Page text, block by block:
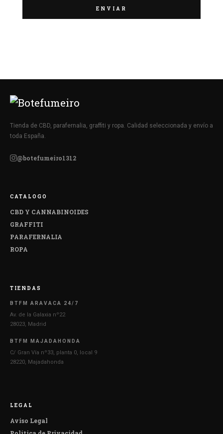
Tienda de CBD, parafernalia, graffiti y ropa. Calidad seleccionada y envío a
toda España.
@botefumeiro1312
CATALOGO
CBD Y CANNABINOIDES
GRAFFITI
PARAFERNALIA
ROPA
TIENDAS
BTFM ARAVACA 24/7
Av. de la Galaxia nº22
28023, Madrid
BTFM MAJADAHONDA
C/ Gran Vía nº33, planta 0, local 9
28220, Majadahonda
LEGAL
Aviso Legal